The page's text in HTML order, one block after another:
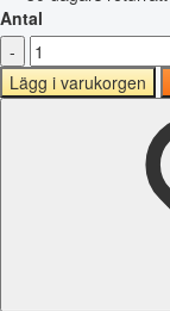
Antal
-
Lägg i varukorgen